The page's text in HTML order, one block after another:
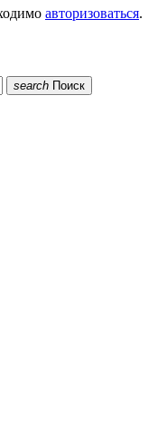
авторизоваться.
search Поиск